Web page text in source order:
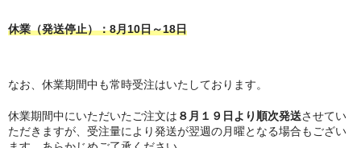
テーブルパーツ
サポーター
骨格模型・チャート
休業（発送停止）：8月10日～18日
なお、休業期間中も常時受注はいたしております。
休業期間中にいただいたご注文は ８月１９日より順次発送させてい
ただきますが、受注量により発送が翌週の月曜となる場合もござい